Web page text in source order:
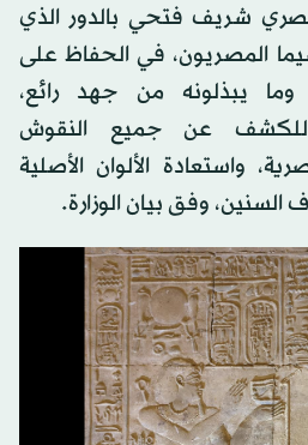
شريف فتحي بالدور الذي
المصريون، في الحفاظ على
يبذلونه من جهد رائع،
للكشف عن جميع النقوش
واستعادة الألوان الأصلية
السنين، وفق بيان الوزارة.